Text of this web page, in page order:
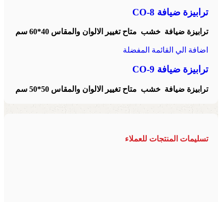
ترابيزة ضيافة CO-8
ترابيزة ضيافة خشب متاح تغيير الالوان والمقاس 40*60 سم
اضافة الي القائمة المفضلة
ترابيزة ضيافة CO-9
ترابيزة ضيافة خشب متاح تغيير الالوان والمقاس 50*50 سم
تسليمات المنتجات للعملاء